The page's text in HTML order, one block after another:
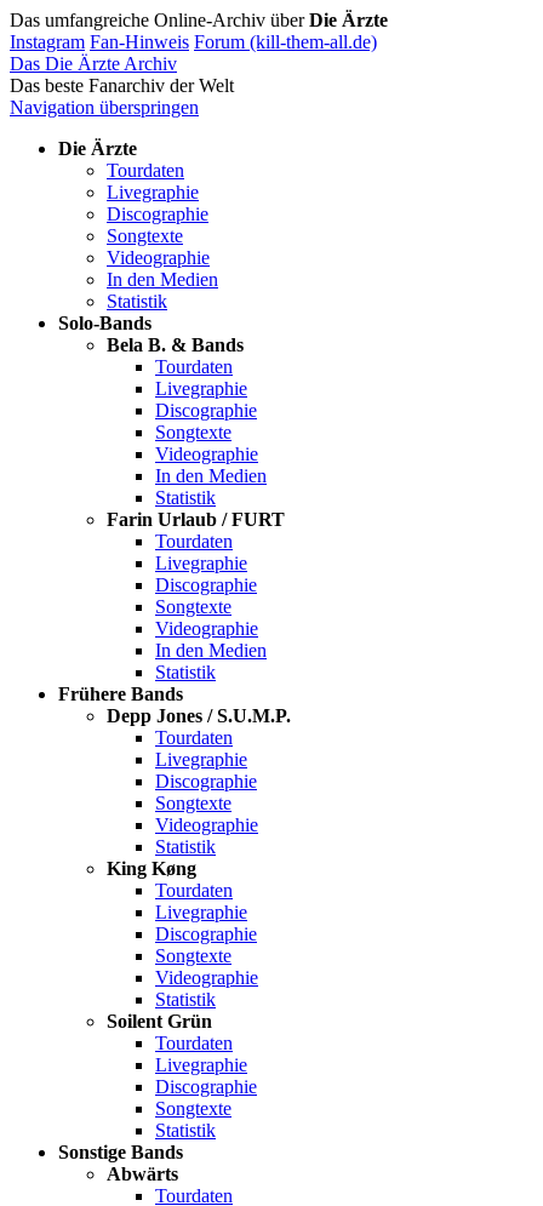
Das umfangreiche Online-Archiv überDie Ärzte
Instagram Fan-Hinweis Forum (kill-them-all.de)
Das Die Ärzte Archiv
Das beste Fanarchiv der Welt
Navigation überspringen
Die Ärzte
Tourdaten
Livegraphie
Discographie
Songtexte
Videographie
In den Medien
Statistik
Solo-Bands
Bela B. & Bands
Tourdaten
Livegraphie
Discographie
Songtexte
Videographie
In den Medien
Statistik
Farin Urlaub / FURT
Tourdaten
Livegraphie
Discographie
Songtexte
Videographie
In den Medien
Statistik
Frühere Bands
Depp Jones / S.U.M.P.
Tourdaten
Livegraphie
Discographie
Songtexte
Videographie
Statistik
King Køng
Tourdaten
Livegraphie
Discographie
Songtexte
Videographie
Statistik
Soilent Grün
Tourdaten
Livegraphie
Discographie
Songtexte
Statistik
Sonstige Bands
Abwärts
Tourdaten